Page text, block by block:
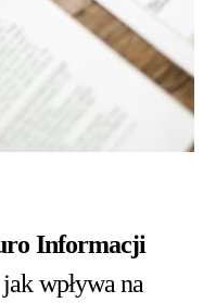
Informacji
wpływa na